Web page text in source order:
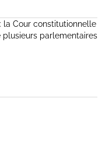
la Cour constitutionnelle
parlementaires